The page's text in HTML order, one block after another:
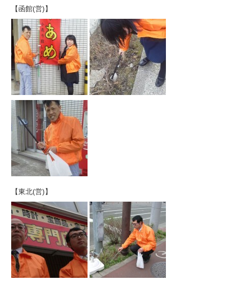
【函館(営)】
【東北(営)】